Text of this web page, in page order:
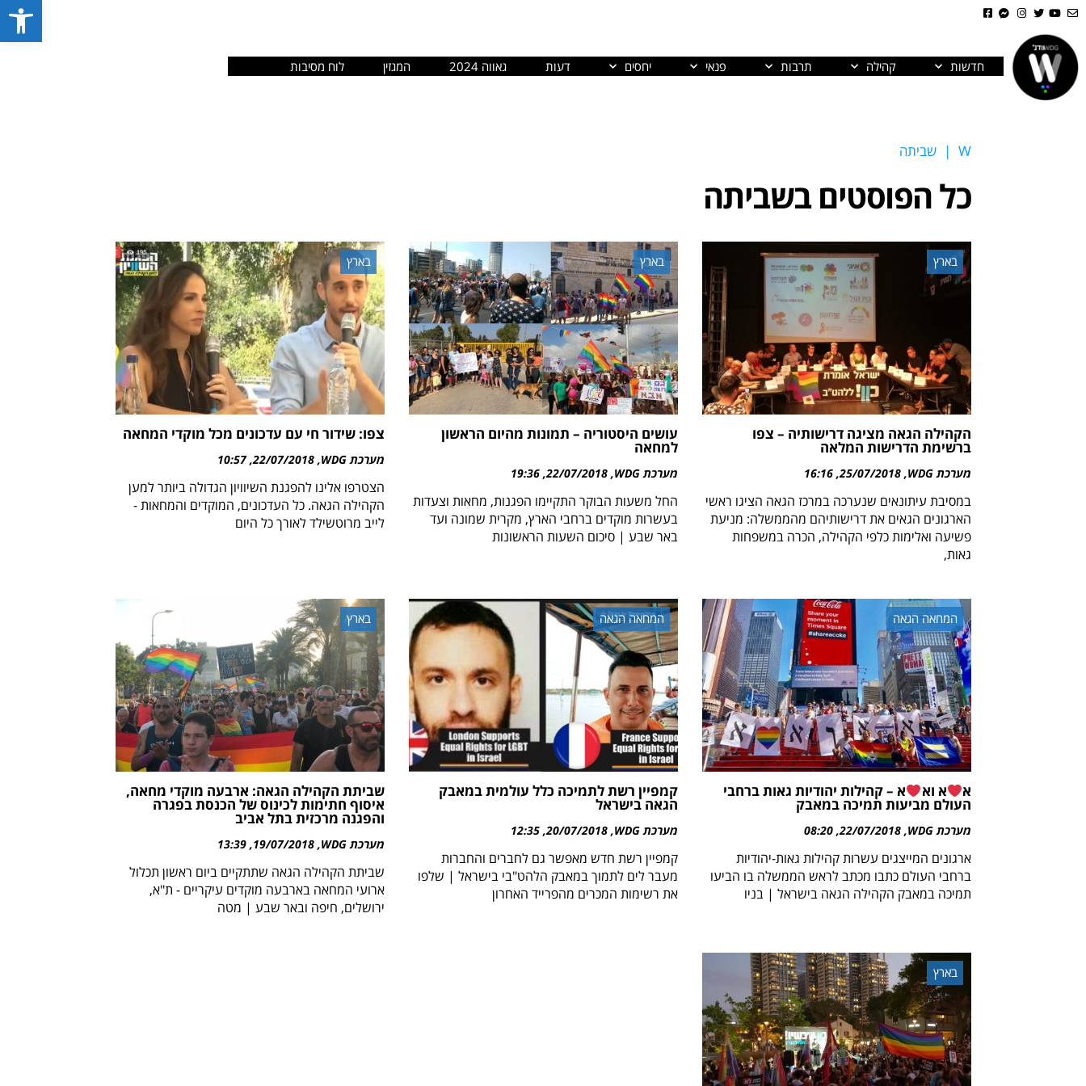
חדשות קהילה תרבות פנאי יחסים דעות גאווה 2024 המגזין לוח מסיבות
W
| שביתה
כל הפוסטים בשביתה
בארץ
הקהילה הגאה מציגה דרישותיה – צפו
ברשימת הדרישות המלאה
מערכת WDG 25/07/2018
16:16
במסיבת עיתונאים שנערכה במרכז הגאה הציגו ראשי
הארגונים הגאים את דרישותיהם מהממשלה: מניעת
פשיעה ואלימות כלפי הקהילה, הכרה במשפחות
גאות,
בארץ
עושים היסטוריה – תמונות מהיום הראשון
למחאה
מערכת WDG 22/07/2018
19:36
החל משעות הבוקר התקיימו הפגנות, מחאות וצעדות
בעשרות מוקדים ברחבי הארץ, מקרית שמונה ועד
באר שבע | סיכום השעות הראשונות
בארץ
צפו: שידור חי עם עדכונים מכל מוקדי המחאה
מערכת WDG 22/07/2018
10:57
הצטרפו אלינו להפגנת השיוויון הגדולה ביותר למען
הקהילה הגאה. כל העדכונים, המוקדים והמחאות -
לייב מרוטשילד לאורך כל היום
המחאה הגאה
א א וא א – קהילות יהודיות גאות ברחבי
העולם מביעות תמיכה במאבק
מערכת WDG 22/07/2018
08:20
ארגונים המייצגים עשרות קהילות גאות-יהודיות
ברחבי העולם כתבו מכתב לראש הממשלה בו הביעו
תמיכה במאבק הקהילה הגאה בישראל | בניו
המחאה הגאה
קמפיין רשת לתמיכה כלל עולמית במאבק
הגאה בישראל
מערכת WDG 20/07/2018
12:35
קמפיין רשת חדש מאפשר גם לחברים והחברות
מעבר לים לתמוך במאבק הלהט"בי בישראל | שלפו
את רשימות המכרים מהפרייד האחרון
בארץ
שביתת הקהילה הגאה: ארבעה מוקדי מחאה,
איסוף חתימות לכינוס של הכנסת בפגרה
והפגנה מרכזית בתל אביב
מערכת WDG 19/07/2018
13:39
שביתת הקהילה הגאה שתתקיים ביום ראשון תכלול
ארועי המחאה בארבעה מוקדים עיקריים - ת"א,
ירושלים, חיפה ובאר שבע | מטה
בארץ